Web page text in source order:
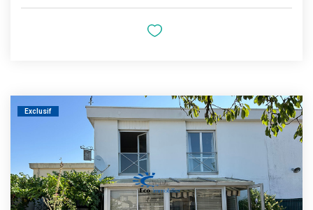
Exclusif